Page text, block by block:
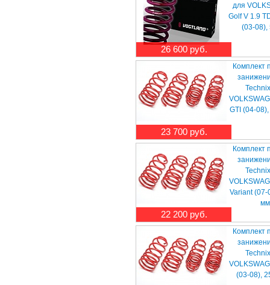
26 600 руб.
для
Golf V 1.9
(03-08),
23 700 руб.
Комплект
GTI (04-
22 200 руб.
Комплект
Variant (07-
мм
Комплект
(03-08),